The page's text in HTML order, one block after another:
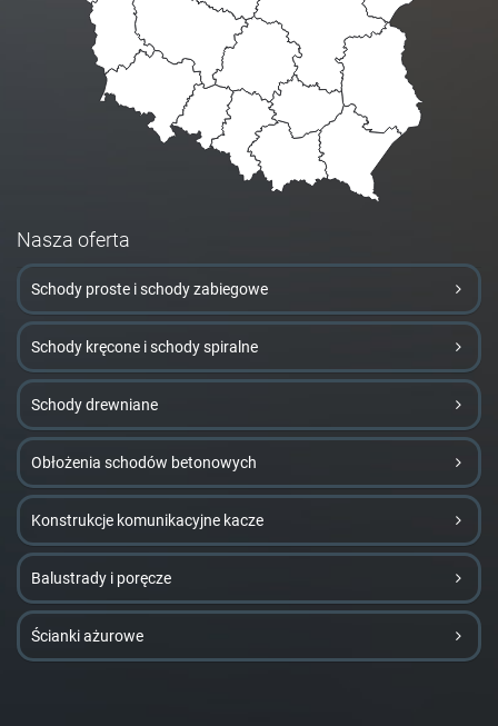
Nasza oferta
Schody proste i schody zabiegowe
Schody kręcone i schody spiralne
Schody drewniane
Obłożenia schodów betonowych
Konstrukcje komunikacyjne kacze
Balustrady i poręcze
Ścianki ażurowe